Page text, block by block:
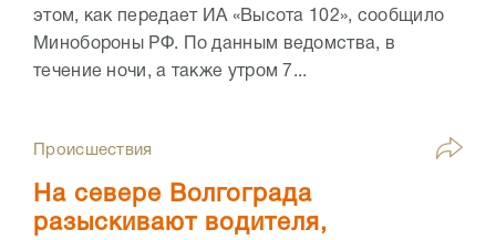
этом, как передает ИА «Высота 102», сообщило
Минобороны РФ. По данным ведомства, в
течение ночи, а также утром 7...
Происшествия
На севере Волгограда
разыскивают водителя,